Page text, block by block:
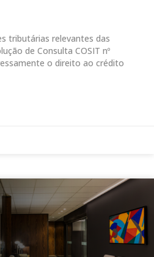
tributárias relevantes das
de Consulta COSIT nº
o direito ao crédito